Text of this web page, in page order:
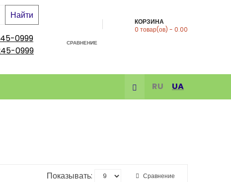
Найти
0999
0999
КОРЗИНА
0 товар(ов) - 0.00
СРАВНЕНИЕ
RU UA
Показывать: Сравнение